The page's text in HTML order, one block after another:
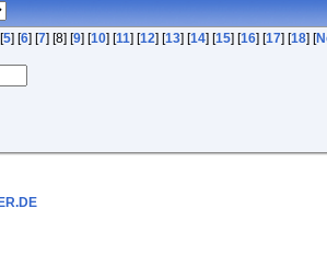
5] [6] [7] [8] [9] [10] [11] [12] [13] [14] [15] [16] [17] [18] [